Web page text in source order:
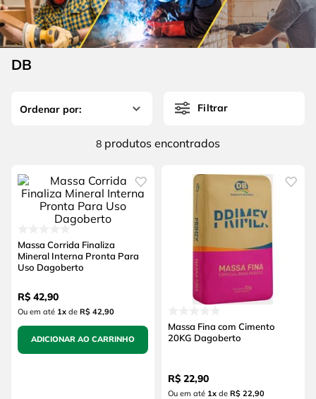
DB
Filtrar
8 produtos
Massa Corrida Finaliza
Mineral Interna Pronta Para
Uso Dagoberto
R$ 42,90
Ou em até 1xde R$ 42,90
ADICIONAR AO CARRINHO
Massa Fina com Cimento
20KG Dagoberto
R$ 22,90
Ou em até 1xde R$ 22,90
6º fio
7º serra copo
8
luva
4 º escada
5º serra circular
º fio
disco corte